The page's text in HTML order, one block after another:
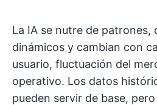
La IA se nutre de patrones,
dinámicos y cambian con
usuario, fluctuación del
operativo. Los datos
pueden servir de base,